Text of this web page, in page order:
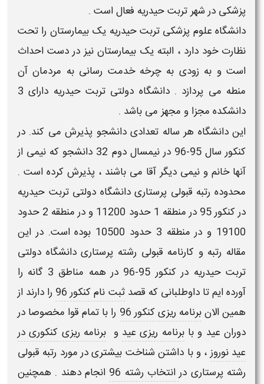
پزشکی در شهر تربت حیدریه فعال است .
دانشگاه علوم پزشکی تربت حیدریه یک بیمارستان را تحت
نظارت خود دارد ، البته یک بیمارستان نیز در دست احداث
است و به زودی به چرخه خدمت رسانی به مردمان آن
منطه می پردازد . دانشگاه دولتی تربت حیدریه دارای 3
دانشکده مجزا و مجهز می باشد .
این دانشگاه هر ساله تعدادی دانشجو پذیرش می کند. در
کنکور سال 95-96 در نیمسال دوم 32 دانشجو که نیمی از
آنها خانم و نیمی دیگر آقا می باشند ، پذیرش کرده است .
محدوده رتبه قبولی پرستاریدانشگاه دولتی تربت حیدریه
در کنکور 95 در منطقه 1 حدود 11200 و در منطقه 2 حدود
19100 و در منطقه 3 حدود 10500 بوده است. در این
مقاله رتبه و کارنامه قبولی رشته پرستاریدانشگاه دولتی
تربت حیدریه در کنکور 95-96 در همه مناطق 3 گانه را
آورده ایم تا داوطلبانی که قصدثبت نام کنکور 96
را دارند از
همین الانبرنامه ریزی کنکور 96
را با تمام قوا مخصوصا در
دوران عید و بابرنامه ریزی عید و برنامه ریزی کنکوری در
عید نوروز، و با داشتن شناخت بیشتری در مورد رتبه قبولی
رشته پرستاری درانتخاب رشته 96
انجام دهند . همچنین